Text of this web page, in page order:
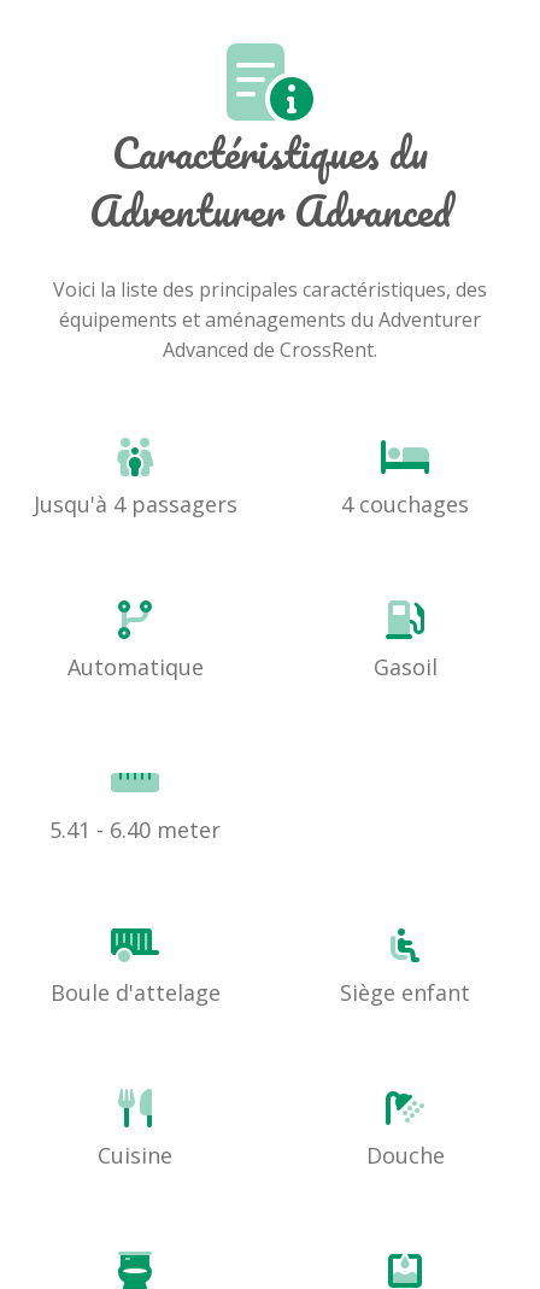
Caractéristiques du
Adventurer Advanced
Voici la liste des principales caractéristiques, des
équipements et aménagements du Adventurer
Advanced de CrossRent.
Jusqu'à 4 passagers 4 couchages
Automatique Gasoil
5.41 - 6.40 meter
Boule d'attelage Siège enfant
Cuisine Douche